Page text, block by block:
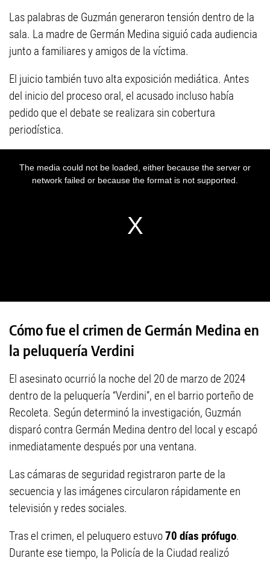
Las palabras de Guzmán generaron tensión dentro de la
sala. La madre de Germán Medina siguió cada audiencia
junto a familiares y amigos de la víctima.
El juicio también tuvo alta exposición mediática. Antes
del inicio del proceso oral, el acusado incluso había
pedido que el debate se realizara sin cobertura
periodística.
Cómo fue el crimen de Germán Medina en
la peluquería Verdini
El asesinato ocurrió la noche del 20 de marzo de 2024
dentro de la peluquería “Verdini”, en el barrio porteño de
Recoleta. Según determinó la investigación, Guzmán
disparó contra Germán Medina dentro del local y escapó
inmediatamente después por una ventana.
Las cámaras de seguridad registraron parte de la
secuencia y las imágenes circularon rápidamente en
televisión y redes sociales.
Tras el crimen, el peluquero estuvo70 días prófugo.
Durante ese tiempo, la Policía de la Ciudad realizó